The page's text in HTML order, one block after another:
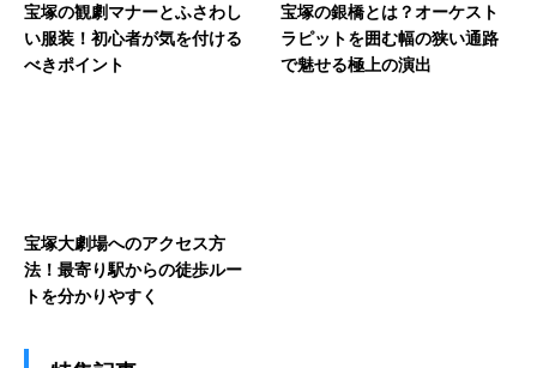
宝塚の観劇マナーとふさわし
い服装！初心者が気を付ける
べきポイント
宝塚の銀橋とは？オーケスト
ラピットを囲む幅の狭い通路
で魅せる極上の演出
宝塚大劇場へのアクセス方
法！最寄り駅からの徒歩ルー
トを分かりやすく